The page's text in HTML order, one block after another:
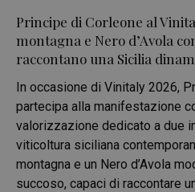
Principe di Corleone al
montagna e Nero d’Avola
raccontano una Sicilia
In occasione di Vinitaly 2026,
partecipa alla manifestazione
valorizzazione dedicato a due
viticoltura siciliana
montagna e un Nero d’Avola
succoso, capaci di raccontare